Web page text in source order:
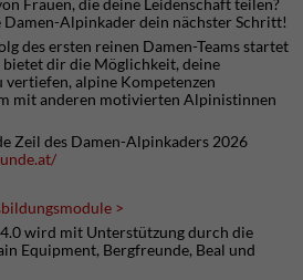
Alpinkader dein nächster Schritt!
des ersten reinen Damen-Teams startet
bietet dir die Möglichkeit, deine
vertiefen, alpine Kompetenzen
mit anderen motivierten Alpinistinnen
Zeil des Damen-Alpinkaders 2026
>
wird mit Unterstützung durch die
Equipment, Bergfreunde, Beal und